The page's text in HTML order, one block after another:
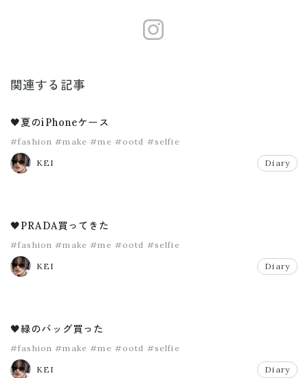
関連する記事
🖤夏のiPhoneケース
#fashion #make #me #ootd #selfie
KEI Diary
🖤PRADA買ってきた
#fashion #make #me #ootd #selfie
KEI Diary
🖤緑のバッグ買った
#fashion #make #me #ootd #selfie
KEI Diary